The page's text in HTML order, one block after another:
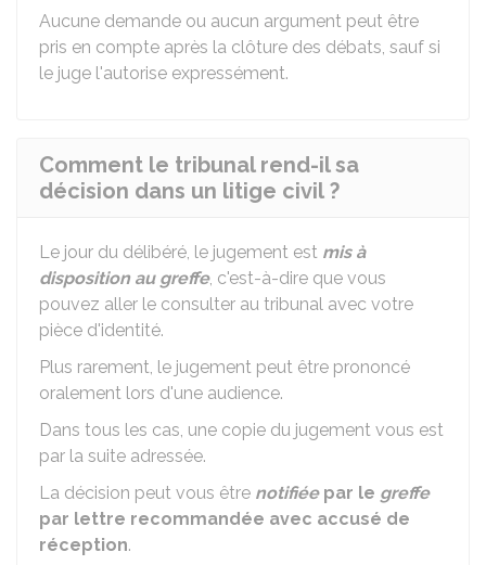
Aucune demande ou aucun argument peut être
pris en compte après la clôture des débats, sauf si
le juge l'autorise expressément.
Comment le tribunal rend-il sa
décision dans un litige civil ?
Le jour du délibéré, le jugement est mis à
disposition au greffe, c'est-à-dire que vous
pouvez aller le consulter au tribunal avec votre
pièce d'identité.
Plus rarement, le jugement peut être prononcé
oralement lors d'une audience.
Dans tous les cas, une copie du jugement vous est
par la suite adressée.
La décision peut vous être notifiéepar le greffe
par lettre recommandée avec accusé de
réception.